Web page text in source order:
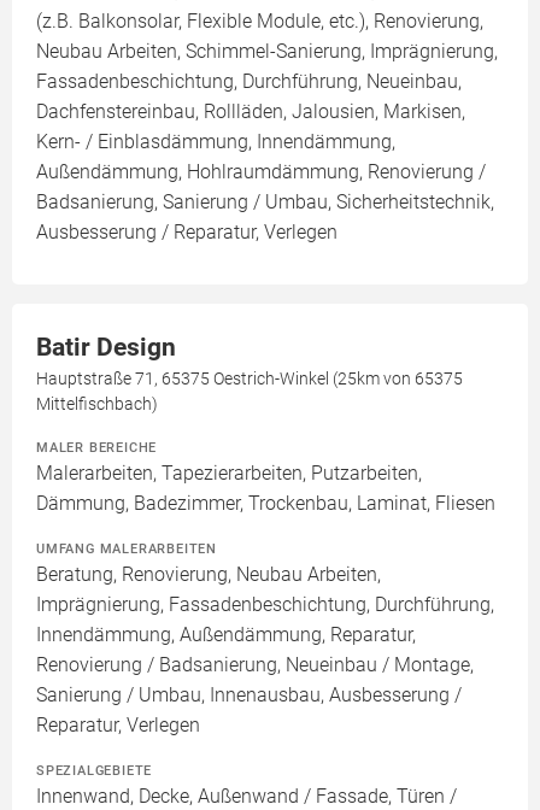
(z.B. Balkonsolar, Flexible Module, etc.), Renovierung,
Neubau Arbeiten, Schimmel-Sanierung, Imprägnierung,
Fassadenbeschichtung, Durchführung, Neueinbau,
Dachfenstereinbau, Rollläden, Jalousien, Markisen,
Kern- / Einblasdämmung, Innendämmung,
Außendämmung, Hohlraumdämmung, Renovierung /
Badsanierung, Sanierung / Umbau, Sicherheitstechnik,
Ausbesserung / Reparatur, Verlegen
Batir Design
Hauptstraße 71, 65375 Oestrich-Winkel (25km von 65375
Mittelfischbach)
MALER BEREICHE
Malerarbeiten, Tapezierarbeiten, Putzarbeiten,
Dämmung, Badezimmer, Trockenbau, Laminat, Fliesen
UMFANG MALERARBEITEN
Beratung, Renovierung, Neubau Arbeiten,
Imprägnierung, Fassadenbeschichtung, Durchführung,
Innendämmung, Außendämmung, Reparatur,
Renovierung / Badsanierung, Neueinbau / Montage,
Sanierung / Umbau, Innenausbau, Ausbesserung /
Reparatur, Verlegen
SPEZIALGEBIETE
Innenwand, Decke, Außenwand / Fassade, Türen /